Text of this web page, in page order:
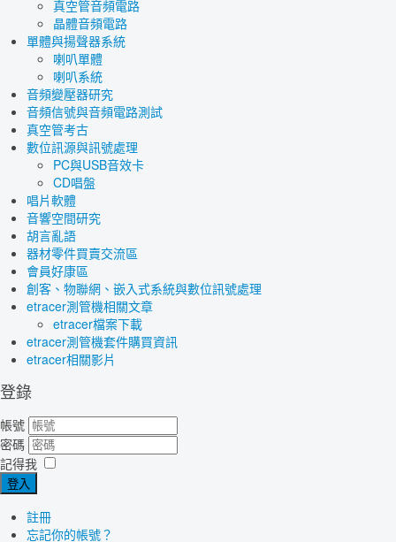
真空管音頻電路
晶體音頻電路
單體與揚聲器系統
喇叭單體
喇叭系統
音頻變壓器研究
音頻信號與音頻電路測試
真空管考古
數位訊源與訊號處理
PC與USB音效卡
CD唱盤
唱片軟體
音響空間研究
胡言亂語
器材零件買賣交流區
會員好康區
創客、物聯網、嵌入式系統與數位訊號處理
etracer測管機相關文章
etracer檔案下載
etracer測管機套件購買資訊
etracer相關影片
登錄
帳號
密碼
記得我
登入
註冊
忘記你的帳號？